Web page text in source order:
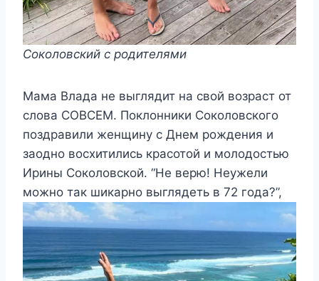
Соколовский с родителями
Мама Влада не выглядит на свой возраст от
слова СОВСЕМ. Поклонники Соколовского
поздравили женщину с Днем рождения и
заодно восхитились красотой и молодостью
Ирины Соколовской. “Не верю! Неужели
можно так шикарно выглядеть в 72 года?”,